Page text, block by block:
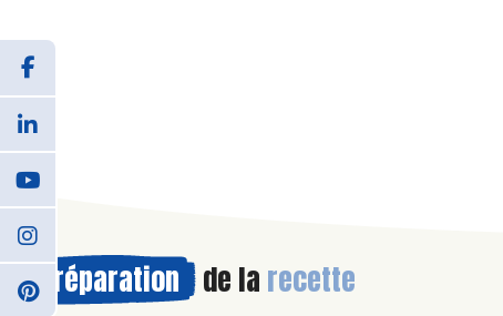
Préparation de la recette